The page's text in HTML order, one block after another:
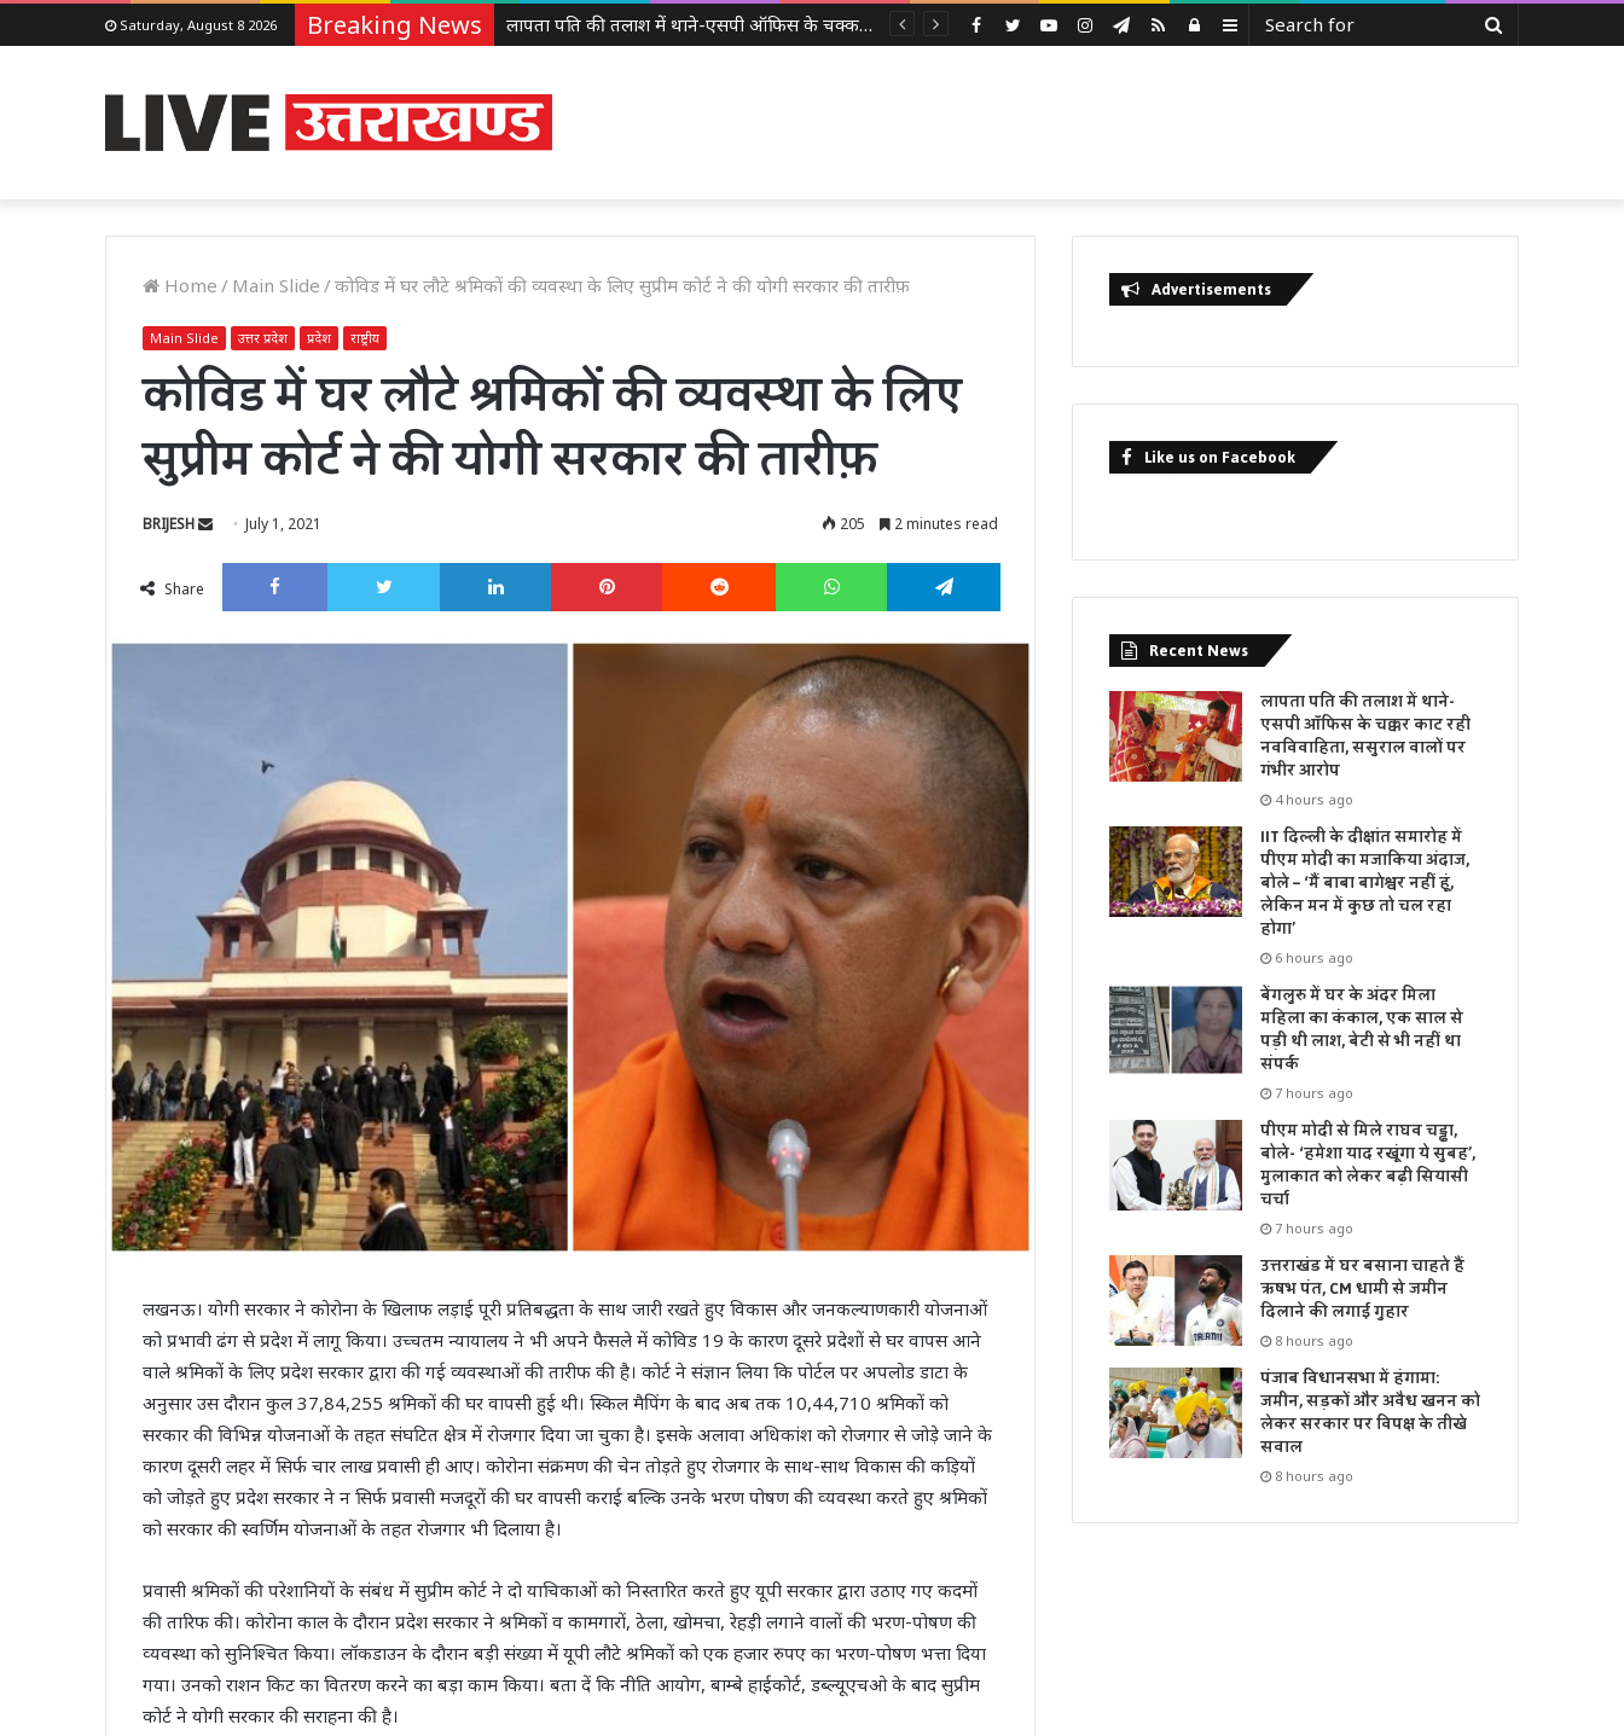
Saturday, August 8 2026 Breaking News लापता पति की तलाश में थाने-एसपी ऑफिस के चक्कर काट रही नवविवाहिता, ससुराल वालों पर गंभीर आरोप Sidebar
Log
RSS
Telegram
Instagram
YouTube
Twitter
Facebook
Home / Main Slide /कोविड में घर लौटे श्रमिकों की व्यवस्था के लिए सुप्रीम कोर्ट ने की योगी सरकार की तारीफ़
Main Slide उत्तर प्रदेश प्रदेश राष्ट्रीय
कोविड में घर लौटे श्रमिकों की व्यवस्था के लिए
सुप्रीम कोर्ट ने की योगी सरकार की तारीफ़
BRIJESH
SendJuly 1, 2021 205 2 minutes read
Share
Facebook Twitter LinkedIn Pinterest Reddit WhatsApp Telegram
लखनऊ। योगी सरकार ने कोरोना के खिलाफ लड़ाई पूरी प्रतिबद्धता के साथ जारी रखते हुए विकास और जनकल्‍याणकारी योजनाओं
को प्रभावी ढंग से प्रदेश में लागू किया। उच्‍चतम न्‍यायालय ने भी अपने फैसले में कोविड 19 के कारण दूसरे प्रदेशों से घर वापस आने
वाले श्रमिकों के लिए प्रदेश सरकार द्वारा की गई व्यवस्थाओं की तारीफ की है। कोर्ट ने संज्ञान लिया कि पोर्टल पर अपलोड डाटा के
अनुसार उस दौरान कुल 37,84,255 श्रमिकों की घर वापसी हुई थी। स्किल मैपिंग के बाद अब तक 10,44,710 श्रमिकों को
सरकार की विभिन्न योजनाओं के तहत संघटित क्षेत्र में रोजगार दिया जा चुका है। इसके अलावा अधिकांश को रोजगार से जोड़े जाने के
कारण दूसरी लहर में सिर्फ चार लाख प्रवासी ही आए। कोरोना संक्रमण की चेन तोड़ते हुए रोजगार के साथ-साथ विकास की कड़‍ियों
को जोड़ते हुए प्रदेश सरकार ने न सिर्फ प्रवासी मजदूरों की घर वापसी कराई बल्कि उनके भरण पोषण की व्‍यवस्‍था करते हुए श्रमिकों
को सरकार की स्‍वर्णिम योजनाओं के तहत रोजगार भी दिलाया है।
प्रवासी श्रमिकों की परेशानियों के संबंध में सुप्रीम कोर्ट ने दो याचिकाओं को निस्‍तारित करते हुए यूपी सरकार द्वारा उठाए गए कदमों
की तारिफ की। कोरोना काल के दौरान प्रदेश सरकार ने श्रमिकों व कामगारों, ठेला, खोमचा, रेहड़ी लगाने वालों की भरण-पोषण की
व्‍यवस्‍था को सुनिश्‍चित किया। लॉकडाउन के दौरान बड़ी संख्‍या में यूपी लौटे श्रमिकों को एक हजार रुपए का भरण-पोषण भत्ता दिया
गया। उनको राशन किट का वितरण करने का बड़ा काम किया। बता दें क‍ि नीत‍ि आयोग, बाम्‍बे हाईकोर्ट, डब्‍ल्‍यूएचओ के बाद सुप्रीम
कोर्ट ने योगी सरकार की सराहना की है।
Advertisements
Like us on Facebook
Recent News
लापता पति की तलाश में थाने-
एसपी ऑफिस के चक्कर काट रही
नवविवाहिता, ससुराल वालों पर
गंभीर आरोप
4 hours ago
IIT दिल्ली के दीक्षांत समारोह में
पीएम मोदी का मजाकिया अंदाज,
बोले – ‘मैं बाबा बागेश्वर नहीं हूं,
लेकिन मन में कुछ तो चल रहा
होगा’
6 hours ago
बेंगलुरु में घर के अंदर मिला
महिला का कंकाल, एक साल से
पड़ी थी लाश, बेटी से भी नहीं था
संपर्क
7 hours ago
पीएम मोदी से मिले राघव चड्ढा,
बोले- ‘हमेशा याद रखूंगा ये सुबह’,
मुलाकात को लेकर बढ़ी सियासी
चर्चा
7 hours ago
उत्तराखंड में घर बसाना चाहते हैं
ऋषभ पंत, CM धामी से जमीन
दिलाने की लगाई गुहार
8 hours ago
पंजाब विधानसभा में हंगामा:
जमीन, सड़कों और अवैध खनन को
लेकर सरकार पर विपक्ष के तीखे
सवाल
8 hours ago